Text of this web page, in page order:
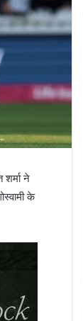
शर्मा ने
के